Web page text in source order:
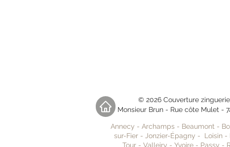
© 2026 Couverture
Monsieur Brun - Rue côte Mulet -
Annecy - Archamps - Beaumont -
sur-Fier - Jonzier-Épagny - Loisin -
Tour- Valleiry - Yvoire- Passy -